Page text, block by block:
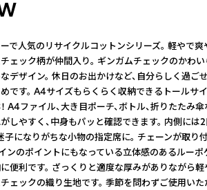
で人気のリサイクルコットンシリーズ。 軽やで爽
ェック柄が仲間入り。 ギンガムチェックのかわい
デザイン。 休日のお出かけなど、自分らしく過ご
です。 A4サイズもらくらく収納できるトールサ
A4ファイル、大き目ポーチ、ボトル、折りたたみ
しやすく、中身もパッと確認できます。 内側には
子になりがちな小物の指定席に。 チェーンが取り
ンのポイントにもなっている立体感のあるルーポ
便利です。 ざっくりと適度な厚みがありながら軽
ェックの織り生地です。 季節を問わずご使用いた